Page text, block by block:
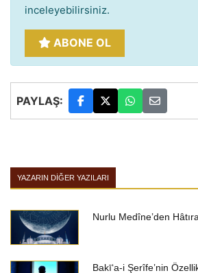
inceleyebilirsiniz.
ABONE OL
PAYLAŞ:
YAZARIN DIĞER YAZILARI
Nurlu Medîne’den
Bakī‘a-i Şerîfe’nin